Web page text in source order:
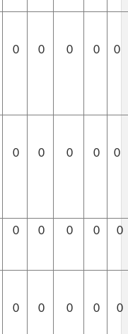
0 0 0 0 0
0 0 0 0 0
0 0 0 0 0
0 0 0 0 0